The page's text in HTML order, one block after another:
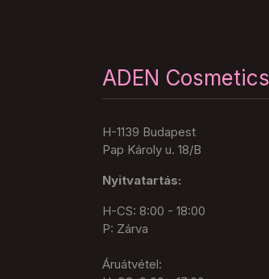
ADEN Cosmetics
H-1139 Budapest
Pap Károly u. 18/B
Nyitvatartás:
H-CS: 8:00 - 18:00
P: Zárva
Áruátvétel: